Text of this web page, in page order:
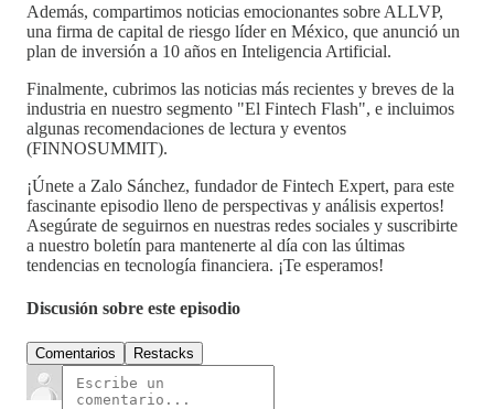
Además, compartimos noticias emocionantes sobre ALLVP,
una firma de capital de riesgo líder en México, que anunció un
plan de inversión a 10 años en Inteligencia Artificial.
Finalmente, cubrimos las noticias más recientes y breves de la
industria en nuestro segmento "El Fintech Flash", e incluimos
algunas recomendaciones de lectura y eventos
(FINNOSUMMIT).
¡Únete a Zalo Sánchez, fundador de Fintech Expert, para este
fascinante episodio lleno de perspectivas y análisis expertos!
Asegúrate de seguirnos en nuestras redes sociales y suscribirte
a nuestro boletín para mantenerte al día con las últimas
tendencias en tecnología financiera. ¡Te esperamos!
Discusión sobre este episodio
Comentarios Restacks